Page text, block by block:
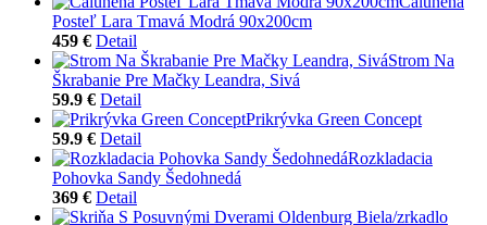
Posteľ Lara Tmavá Modrá 90x200cm
459 € Detail
Strom Na
Škrabanie Pre Mačky Leandra, Sivá
59.9 € Detail
Prikrývka Green Concept
59.9 € Detail
Rozkladacia
Pohovka Sandy Šedohnedá
369 € Detail